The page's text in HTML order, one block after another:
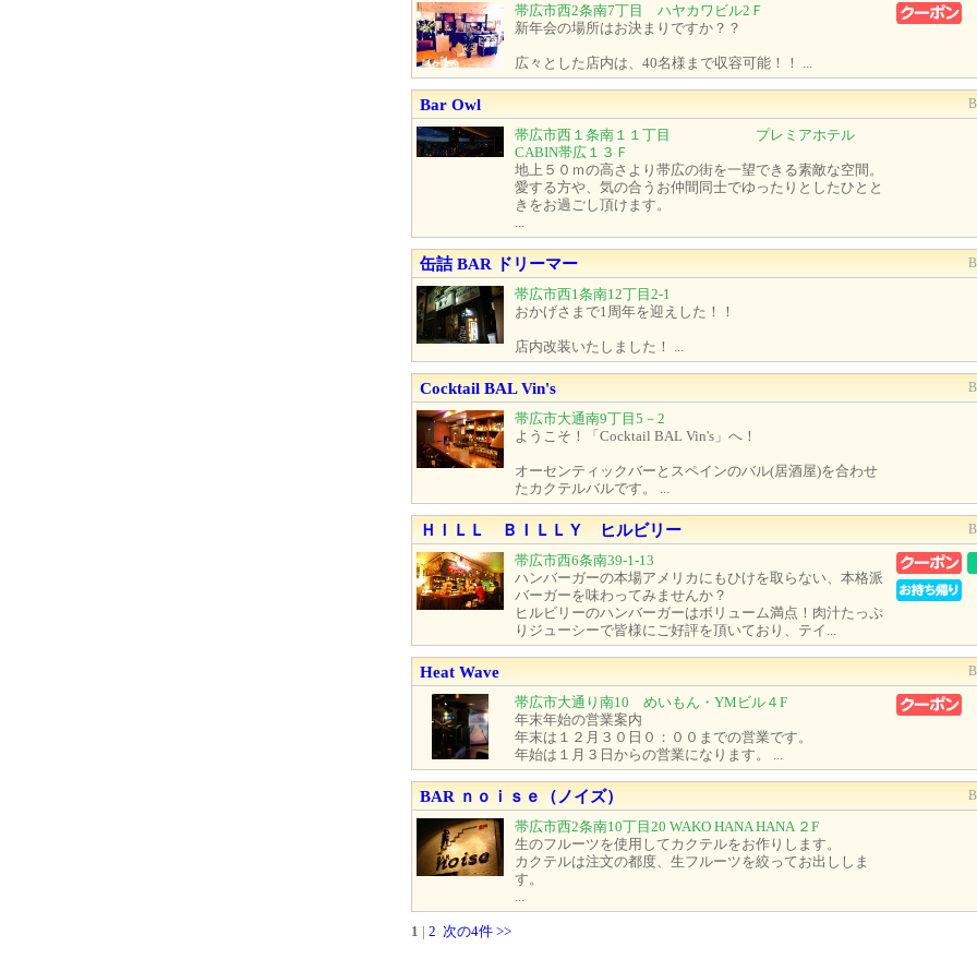
帯広市西2条南7丁目 ハヤカワビル2Ｆ
新年会の場所はお決まりですか？？
広々とした店内は、40名様まで収容可能！！ ...
Bar Owl
帯広市西１条南１１丁目 プレミアホテル
CABIN帯広１３Ｆ
地上５０ｍの高さより帯広の街を一望できる素敵な空間。
愛する方や、気の合うお仲間同士でゆったりとしたひとと
きをお過ごし頂けます。
缶詰 BAR ドリーマー
帯広市西1条南12丁目2-1
おかげさまで1周年を迎えした！！
店内改装いたしました！ ...
Cocktail BAL Vin's
帯広市大通南9丁目5－2
ようこそ！「Cocktail BAL Vin's」へ！
オーセンティックバーとスペインのバル(居酒屋)を合わせ
たカクテルバルです。 ...
ＨＩＬＬ ＢＩＬＬＹ ヒルビリー
帯広市西6条南39-1-13
ハンバーガーの本場アメリカにもひけを取らない、本格派
バーガーを味わってみませんか？
ヒルビリーのハンバーガーはボリューム満点！肉汁たっぷ
りジューシーで皆様にご好評を頂いており、テイ...
Heat Wave
帯広市大通り南10 めいもん・YMビル４F
年末年始の営業案内
年末は１２月３０日０：００までの営業です。
年始は１月３日からの営業になります。 ...
BAR ｎｏｉｓｅ（ノイズ）
帯広市西2条南10丁目20 WAKO HANA HANA ２F
生のフルーツを使用してカクテルをお作りします。
カクテルは注文の都度、生フルーツを絞ってお出ししま
す。
1 | 2 次の4件 >>